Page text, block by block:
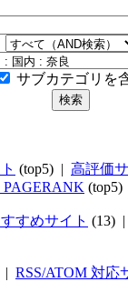
サブカテゴリを
(top5) | 高評価
すめサイト (13) |
RSS/ATOM 対応